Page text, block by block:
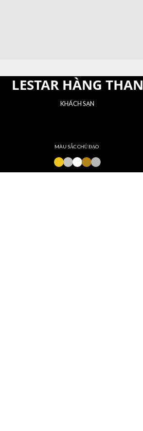
LESTAR HÀNG THAN
KHÁCH SẠN
MÀU SẮC CHỦ ĐẠO